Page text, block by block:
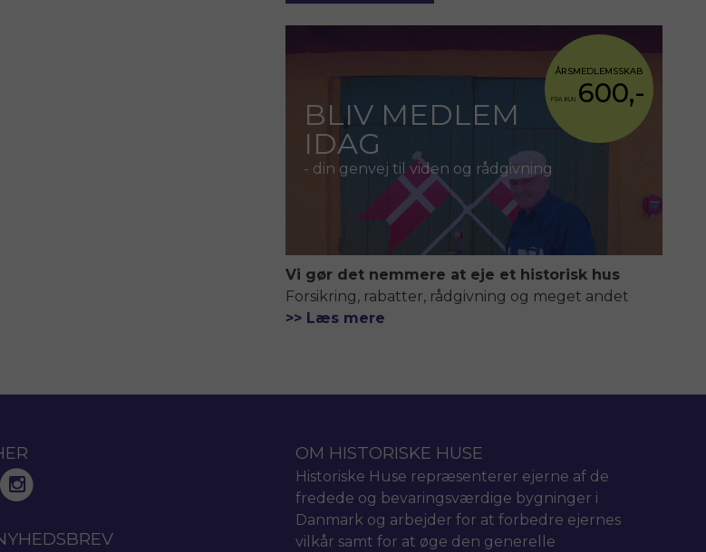
BLIV MEDLEM
IDAG
- din genvej til viden og rådgivning
ÅRSMEDLEMSSKAB
FRA KUN 600,-
Vi gør det nemmere at eje et historisk hus
Forsikring, rabatter, rådgivning og meget andet
>> Læs mere
OM HISTORISKE HUSE
Historiske Huse repræsenterer ejerne af de
fredede og bevaringsværdige bygninger i
Danmark og arbejder for at forbedre ejernes
vilkår samt for at øge den generelle